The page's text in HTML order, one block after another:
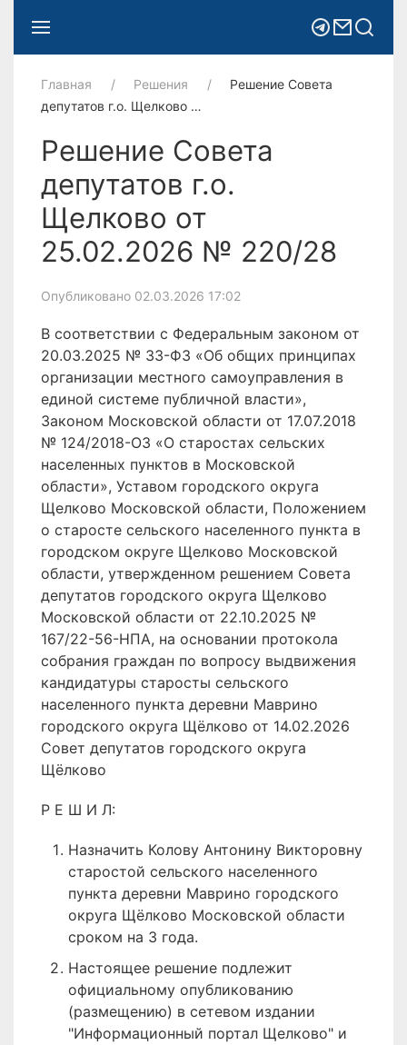
Главная Решения
Решение Совета
депутатов г.о. Щелково …
Решение Совета
депутатов г.о.
Щелково от
25.02.2026 № 220/28
Опубликовано 02.03.2026 17:02
В соответствии с Федеральным законом от
20.03.2025 № 33-ФЗ «Об общих принципах
организации местного самоуправления в
единой системе публичной власти»,
Законом Московской области от 17.07.2018
№ 124/2018-ОЗ «О старостах сельских
населенных пунктов в Московской
области», Уставом городского округа
Щелково Московской области, Положением
о старосте сельского населенного пункта в
городском округе Щелково Московской
области, утвержденном решением Совета
депутатов городского округа Щелково
Московской области от 22.10.2025 №
167/22-56-НПА, на основании протокола
собрания граждан по вопросу выдвижения
кандидатуры старосты сельского
населенного пункта деревни Маврино
городского округа Щёлково от 14.02.2026
Совет депутатов городского округа
Щёлково
Р Е Ш И Л:
Назначить Колову Антонину Викторовну
старостой сельского населенного
пункта деревни Маврино городского
округа Щёлково Московской области
сроком на 3 года.
Настоящее решение подлежит
официальному опубликованию
(размещению) в сетевом издании
"Информационный портал Щелково" и